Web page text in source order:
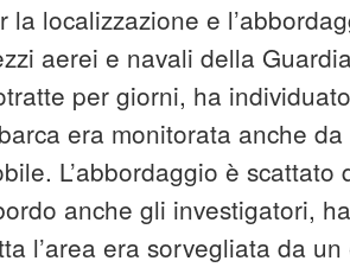
la localizzazione e
aerei e navali della
per giorni, ha
era monitorata anche
L’abbordaggio è
anche gli investigatori,
l’area era sorvegliata da